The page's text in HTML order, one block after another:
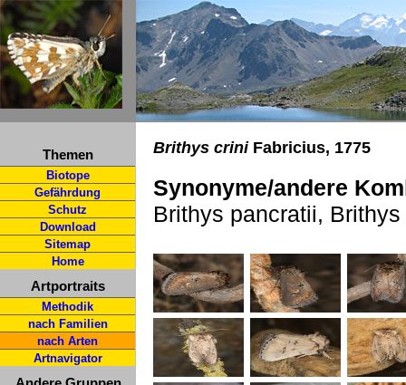
Themen
Biotope
Gefährdung
Schutz
Download
Sitemap
Home
Artportraits
Methodik
nach Familien
nach Arten
Artnavigator
Brithys criniFabricius, 1775
Synonyme/andere
Brithys pancratii,